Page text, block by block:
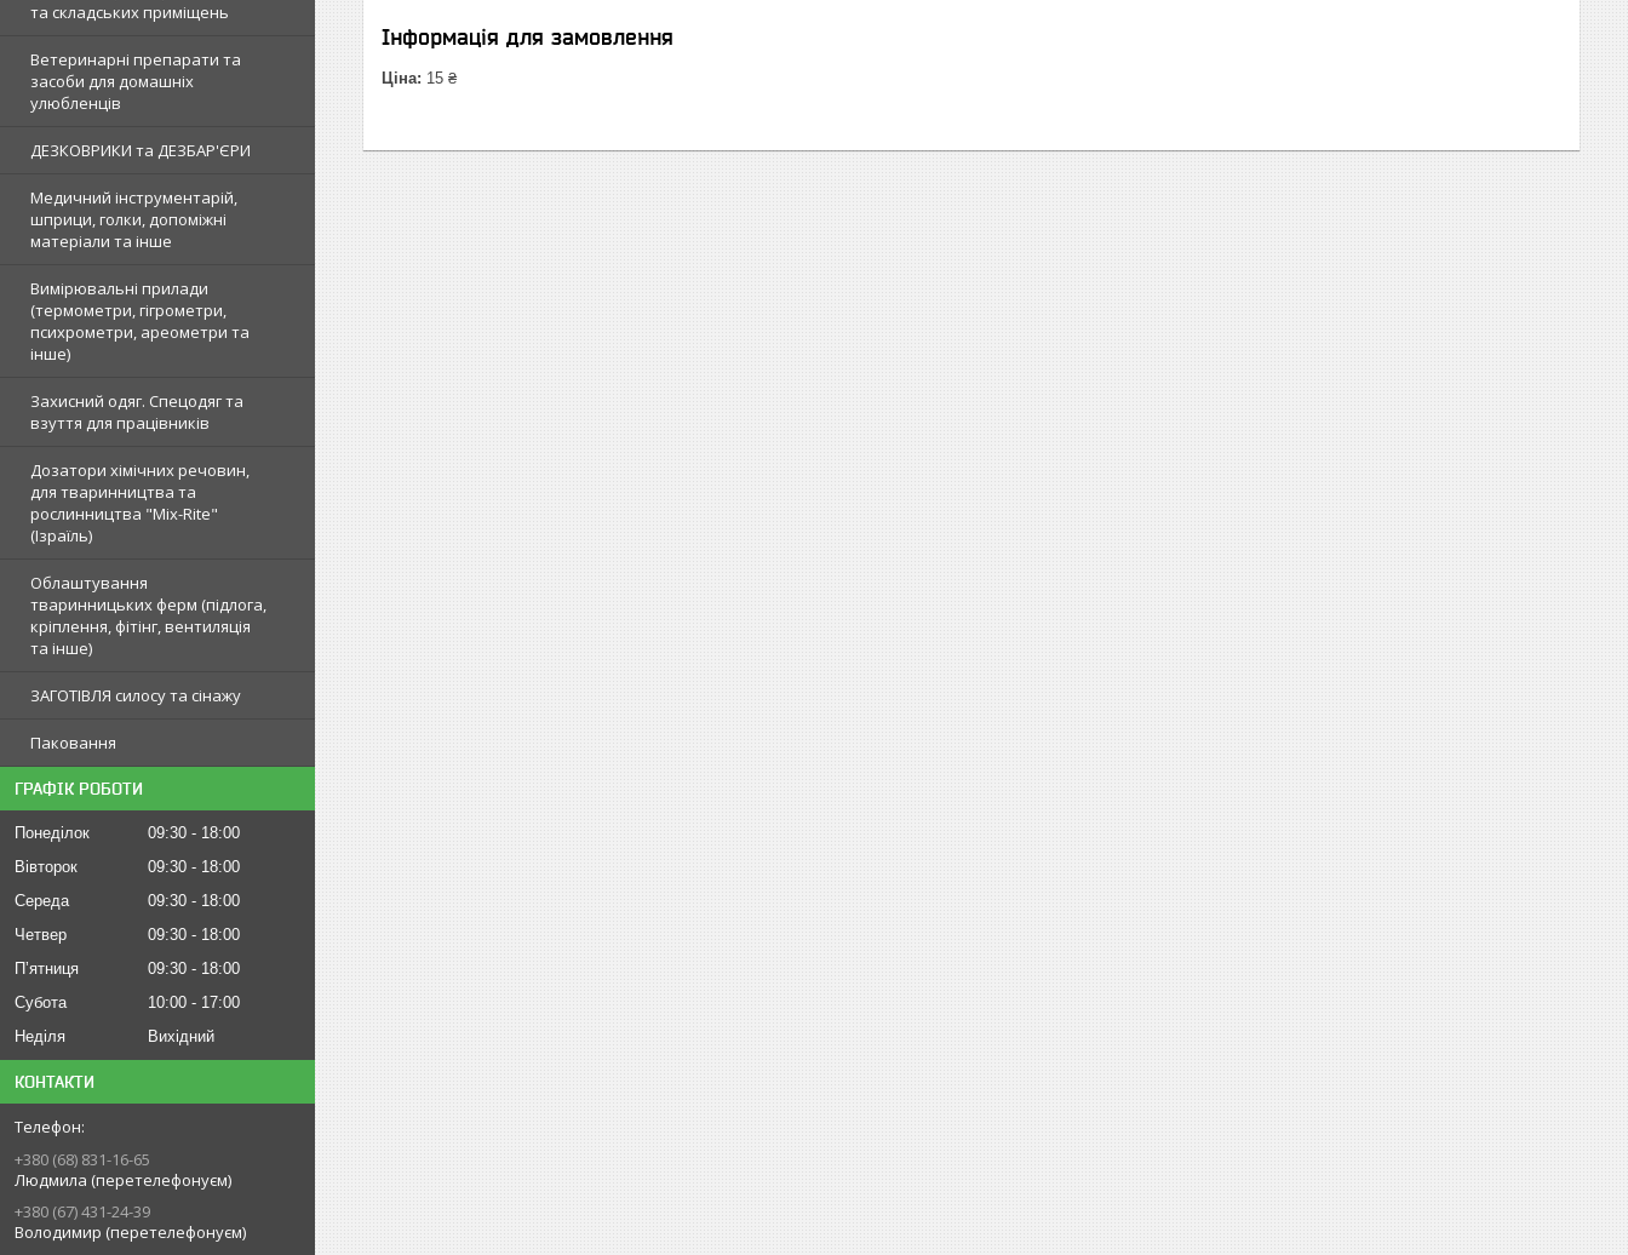
та складських приміщень
Ветеринарні препарати та
засоби для домашніх
улюбленців
ДЕЗКОВРИКИ та ДЕЗБАР'ЄРИ
Медичний інструментарій,
шприци, голки, допоміжні
матеріали та інше
Вимірювальні прилади
(термометри, гігрометри,
психрометри, ареометри та
інше)
Захисний одяг. Спецодяг та
взуття для працівників
Дозатори хімічних речовин,
для тваринництва та
рослинництва "Mix-Rite"
(Ізраїль)
Облаштування
тваринницьких ферм (підлога,
кріплення, фітінг, вентиляція
та інше)
ЗАГОТІВЛЯ силосу та сінажу
Паковання
ГРАФІК РОБОТИ
Понеділок 09:30
18:00
Вівторок
09:30
18:00
Середа
09:30
18:00
Четвер
09:30
18:00
Пʼятниця
09:30
18:00
Субота
10:00
17:00
Неділя
Вихідний
КОНТАКТИ
+380 (68) 831-16-65
Людмила (перетелефонуєм)
+380 (67) 431-24-39
Володимир (перетелефонуєм)
Інформація для замовлення
Ціна: 15 ₴